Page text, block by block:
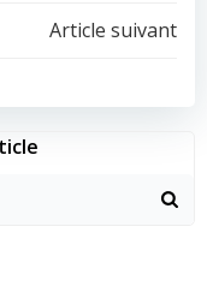
Article suivant